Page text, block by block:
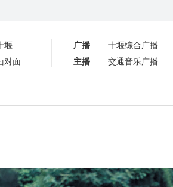
堰
对面
广播 十堰综合广播
主播
交通音乐广播